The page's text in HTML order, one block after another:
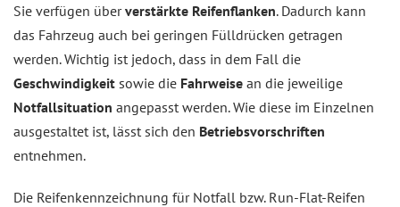
Sie verfügen überverstärkte Reifenflanken. Dadurch kann
das Fahrzeug auch bei geringen Fülldrücken getragen
werden. Wichtig ist jedoch, dass in dem Fall die
Geschwindigkeit sowie die Fahrweise an die jeweilige
Notfallsituation angepasst werden. Wie diese im Einzelnen
ausgestaltet ist, lässt sich den Betriebsvorschriften
entnehmen.
Die Reifenkennzeichnung für Notfall bzw. Run-Flat-Reifen